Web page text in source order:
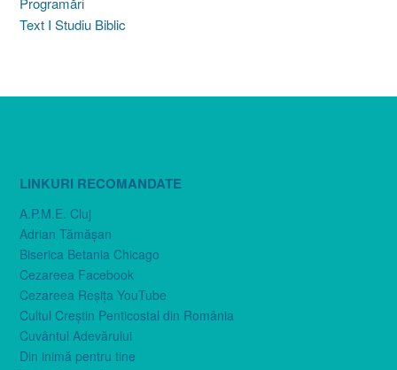
Text I Studiu Biblic
LINKURI RECOMANDATE
A.P.M.E. Cluj
Adrian Tămăşan
Biserica Betania Chicago
Cezareea Facebook
Cezareea Reşiţa YouTube
Cultul Creştin Penticostal din România
Cuvântul Adevărului
Din inimă pentru tine